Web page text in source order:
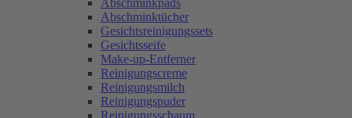
Abschminkpads
Abschminktücher
Gesichtsreinigungssets
Gesichtsseife
Make-up-Entferner
Reinigungscreme
Reinigungsmilch
Reinigungspuder
Reinigungsschaum